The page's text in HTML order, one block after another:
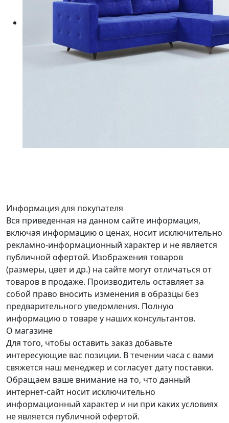
Информация для покупателя
Вся приведенная на данном сайте информация,
включая информацию о ценах, носит исключительно
рекламно-информационный характер и не является
публичной офертой. Изображения товаров
(размеры, цвет и др.) на сайте могут отличаться от
товаров в продаже. Производитель оставляет за
собой право вносить изменения в образцы без
предварительного уведомления. Полную
информацию о товаре у наших консультантов.
О магазине
Для того, чтобы оставить заказ добавьте
интересующие вас позиции. В течении часа с вами
свяжется наш менеджер и согласует дату поставки.
Обращаем ваше внимание на то, что данный
интернет-сайт носит исключительно
информационный характер и ни при каких условиях
не является публичной офертой.